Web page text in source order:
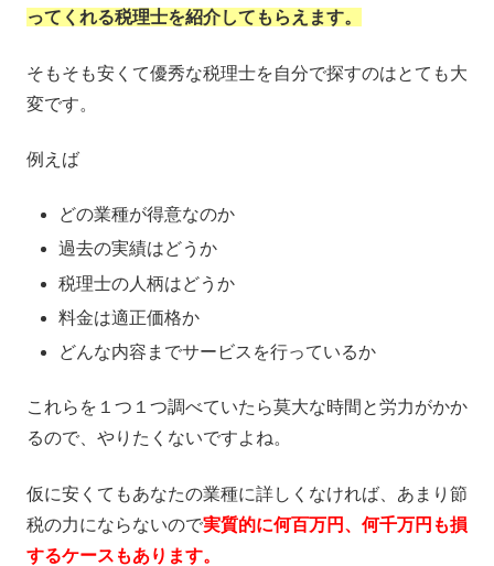
ってくれる税理士を紹介してもらえます。
そもそも安くて優秀な税理士を自分で探すのはとても大
変です。
例えば
どの業種が得意なのか
過去の実績はどうか
税理士の人柄はどうか
料金は適正価格か
どんな内容までサービスを行っているか
これらを１つ１つ調べていたら莫大な時間と労力がかか
るので、やりたくないですよね。
仮に安くてもあなたの業種に詳しくなければ、あまり節
税の力にならないので実質的に何百万円、何千万円も損
するケースもあります。